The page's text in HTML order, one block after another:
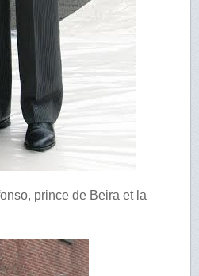
prince de Beira et la